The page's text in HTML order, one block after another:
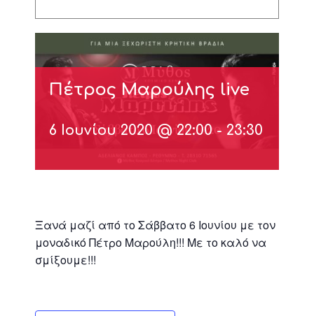
Πέτρος Μαρούλης live
6 Ιουνίου 2020 @ 22:00- 23:30
Ξανά μαζί από το Σάββατο 6 Ιουνίου με τον
μοναδικό Πέτρο Μαρούλη!!! Με το καλό να
σμίξουμε!!!